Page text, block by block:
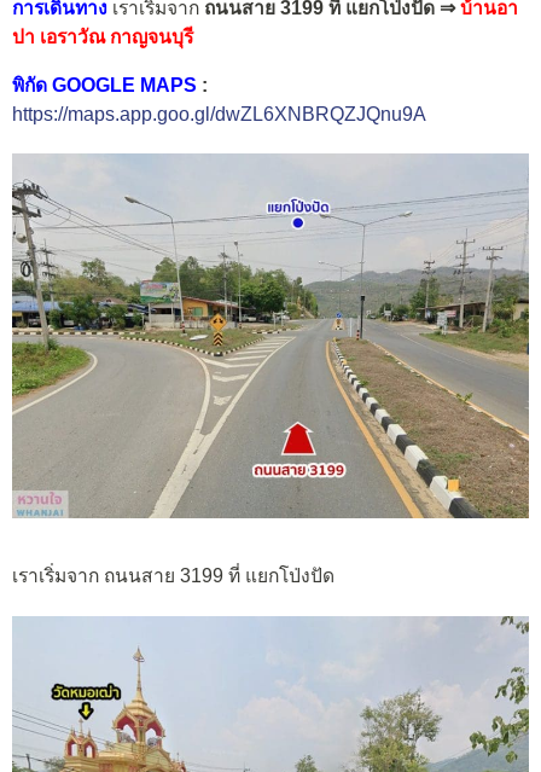
การเดินทาง เราเริ่มจาก ถนนสาย 3199 ที่ แยกโป่งปัด ⇒บ้านอา
ปา เอราวัณ กาญจนบุรี
พิกัด GOOGLE MAPS :
https://maps.app.goo.gl/dwZL6XNBRQZJQnu9A
เราเริ่มจาก ถนนสาย 3199 ที่ แยกโป่งปัด